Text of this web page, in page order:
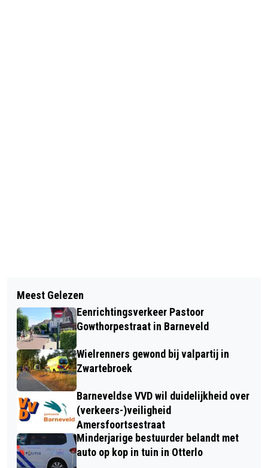
MINDER SPROEIEN? |
DROOGTEBESTENDIGE BORDERS
MAANDAG 17 JULI VELUWSE
VERHALENVERTELLER
Meest Gelezen
Eenrichtingsverkeer Pastoor
Gowthorpestraat in Barneveld
Wielrenners gewond bij valpartij in
Zwartebroek
Barneveldse VVD wil duidelijkheid over
(verkeers-)veiligheid
Amersfoortsestraat
Minderjarige bestuurder belandt met
auto op kop in tuin in Otterlo